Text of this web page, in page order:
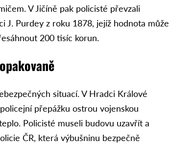
V Jičíně pak policisté převzali
J. Purdey z roku 1878, jejíž hodnota může
200 tisíc korun.
situací. V Hradci Králové
přepážku ostrou vojenskou
Policisté museli budovu uzavřít a
ČR, která výbušninu bezpečně